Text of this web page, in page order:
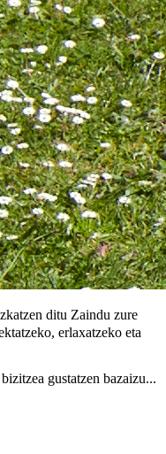
ditu Zaindu zure
erlaxatzeko eta
gustatzen bazaizu...